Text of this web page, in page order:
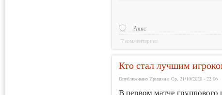
Аякс
7 комментариев
Кто стал лучшим
Опубликовано Иришка в Ср, 21/10/2020 - 22:06
В первом матче